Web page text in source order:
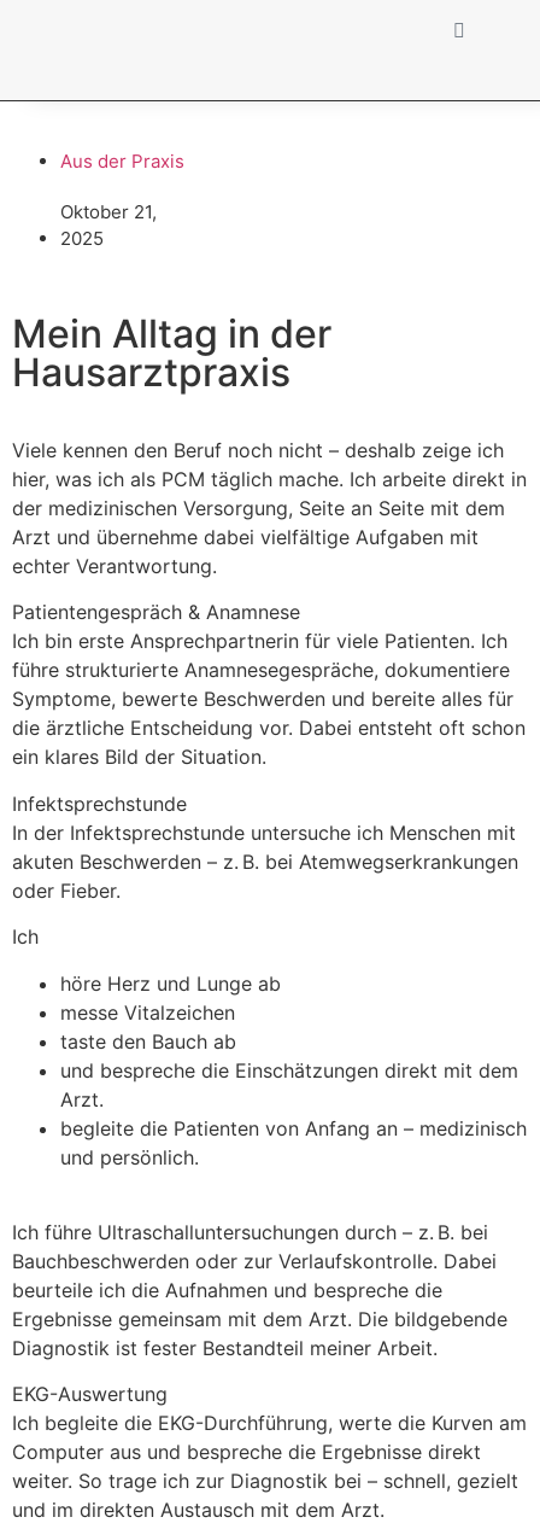
Aus der Praxis
Oktober 21,
2025
Mein Alltag in der
Hausarztpraxis
Viele kennen den Beruf noch nicht – deshalb zeige ich
hier, was ich als PCM täglich mache. Ich arbeite direkt in
der medizinischen Versorgung, Seite an Seite mit dem
Arzt und übernehme dabei vielfältige Aufgaben mit
echter Verantwortung.
Patientengespräch & Anamnese
Ich bin erste Ansprechpartnerin für viele Patienten. Ich
führe strukturierte Anamnesegespräche, dokumentiere
Symptome, bewerte Beschwerden und bereite alles für
die ärztliche Entscheidung vor. Dabei entsteht oft schon
ein klares Bild der Situation.
Infektsprechstunde
In der Infektsprechstunde untersuche ich Menschen mit
akuten Beschwerden – z. B. bei Atemwegserkrankungen
oder Fieber.
Ich
höre Herz und Lunge ab
messe Vitalzeichen
taste den Bauch ab
und bespreche die Einschätzungen direkt mit dem
Arzt.
begleite die Patienten von Anfang an – medizinisch
und persönlich.
Ich führe Ultraschalluntersuchungen durch – z. B. bei
Bauchbeschwerden oder zur Verlaufskontrolle. Dabei
beurteile ich die Aufnahmen und bespreche die
Ergebnisse gemeinsam mit dem Arzt. Die bildgebende
Diagnostik ist fester Bestandteil meiner Arbeit.
EKG-Auswertung
Ich begleite die EKG-Durchführung, werte die Kurven am
Computer aus und bespreche die Ergebnisse direkt
weiter. So trage ich zur Diagnostik bei – schnell, gezielt
und im direkten Austausch mit dem Arzt.